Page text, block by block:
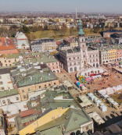
Szukaj w serwisie